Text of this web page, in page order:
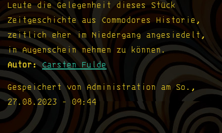
Leute die Gelegenheit dieses Stück
Zeitgeschichte aus Commodores Historie,
zeitlich eher im Niedergang angesiedelt,
in Augenschein nehmen zu können.
Autor
Carsten Fulde
Gespeichert von Administrationam So.,
27.08.2023 - 09:44